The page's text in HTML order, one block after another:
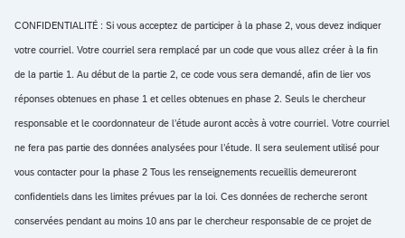
CONFIDENTIALITÉ : Si vous acceptez de participer à la phase 2, vous devez indiquer
votre courriel. Votre courriel sera remplacé par un code que vous allez créer à la fin
de la partie 1. Au début de la partie 2, ce code vous sera demandé, afin de lier vos
réponses obtenues en phase 1 et celles obtenues en phase 2. Seuls le chercheur
responsable et le coordonnateur de l’étude auront accès à votre courriel. Votre courriel
ne fera pas partie des données analysées pour l’étude. Il sera seulement utilisé pour
vous contacter pour la phase 2 Tous les renseignements recueillis demeureront
confidentiels dans les limites prévues par la loi. Ces données de recherche seront
conservées pendant au moins 10 ans par le chercheur responsable de ce projet de